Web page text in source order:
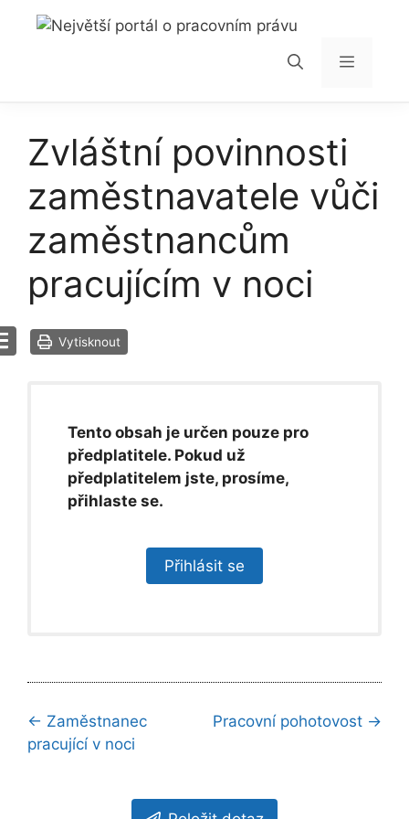
Přeskočit
Menu
Zvláštní povinnosti
zaměstnavatele vůči
zaměstnancům
pracujícím v noci
Vytisknout
Tento obsah je určen pouze pro
předplatitele. Pokud už
předplatitelem jste, prosíme,
přihlaste se.
Přihlásit se
Navigace
kapitolami
← Zaměstnanec
pracující v noci
Pracovní pohotovost →